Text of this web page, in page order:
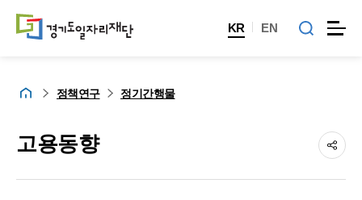
KR EN
홈 정책연구 정기간행물
고용동향